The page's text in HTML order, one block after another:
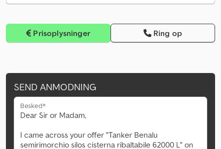
Prisoplysninger Ring op
SEND ANMODNING
Besked*